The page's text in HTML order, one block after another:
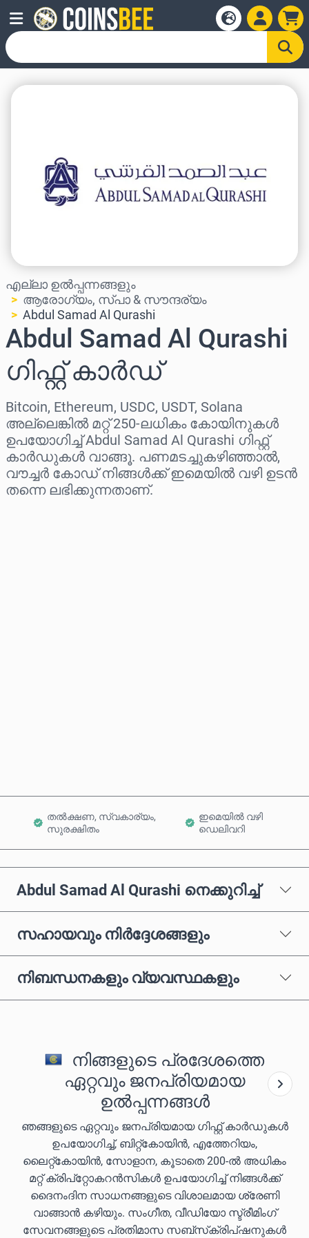
എല്ലാ ഉൽപ്പന്നങ്ങളും
ആരോഗ്യം, സ്പാ & സൗന്ദര്യം
Abdul Samad Al Qurashi
Abdul Samad Al Qurashi
ഗിഫ്റ്റ് കാർഡ്
Bitcoin, Ethereum, USDC, USDT, Solana
അല്ലെങ്കിൽ മറ്റ് 250-ലധികം കോയിനുകൾ
ഉപയോഗിച്ച് Abdul Samad Al Qurashi ഗിഫ്റ്റ്
കാർഡുകൾ വാങ്ങൂ. പണമടച്ചുകഴിഞ്ഞാൽ,
വൗച്ചർ കോഡ് നിങ്ങൾക്ക് ഇമെയിൽ വഴി ഉടൻ
തന്നെ ലഭിക്കുന്നതാണ്.
തൽക്ഷണ, സ്വകാര്യം,
സുരക്ഷിതം
ഇമെയിൽ വഴി
ഡെലിവറി
Abdul Samad Al Qurashi നെക്കുറിച്ച്
സഹായവും നിർദ്ദേശങ്ങളും
നിബന്ധനകളും വ്യവസ്ഥകളും
നിങ്ങളുടെ പ്രദേശത്തെ
ഏറ്റവും ജനപ്രിയമായ
ഉൽപ്പന്നങ്ങൾ
ഞങ്ങളുടെ ഏറ്റവും ജനപ്രിയമായ ഗിഫ്റ്റ് കാർഡുകൾ
ഉപയോഗിച്ച്, ബിറ്റ്കോയിൻ, എത്തേറിയം,
ലൈറ്റ്കോയിൻ, സോളാന, കൂടാതെ 200-ൽ അധികം
മറ്റ് ക്രിപ്‌റ്റോകറൻസികൾ ഉപയോഗിച്ച് നിങ്ങൾക്ക്
ദൈനംദിന സാധനങ്ങളുടെ വിശാലമായ ശ്രേണി
വാങ്ങാൻ കഴിയും. സംഗീത, വീഡിയോ സ്ട്രീമിംഗ്
സേവനങ്ങളുടെ പ്രതിമാസ സബ്‌സ്‌ക്രിപ്‌ഷനുകൾ